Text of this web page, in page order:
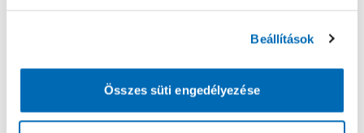
Beállítások
Összes süti engedélyezése